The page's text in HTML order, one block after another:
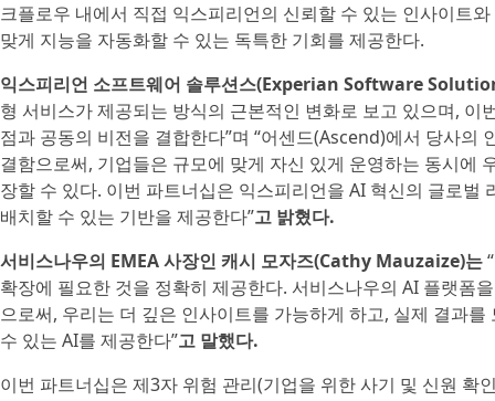
크플로우 내에서 직접 익스피리언의 신뢰할 수 있는 인사이트
맞게 지능을 자동화할 수 있는 독특한 기회를 제공한다.
익스피리언 소프트웨어 솔루션스(Experian Software
형 서비스가 제공되는 방식의 근본적인 변화로 보고 있으며,
점과 공동의 비전을 결합한다”며 “어센드(Ascend)에서 당사
결함으로써, 기업들은 규모에 맞게 자신 있게 운영하는 동시에
장할 수 있다. 이번 파트너십은 익스피리언을 AI 혁신의 글로
배치할 수 있는 기반을 제공한다”고 밝혔다.
서비스나우의 EMEA 사장인 캐시 모자즈(Cathy Mauzaize)는
확장에 필요한 것을 정확히 제공한다. 서비스나우의 AI 플랫폼
으로써, 우리는 더 깊은 인사이트를 가능하게 하고, 실제 결과
수 있는 AI를 제공한다”고 말했다.
이번 파트너십은 제3자 위험 관리(기업을 위한 사기 및 신원